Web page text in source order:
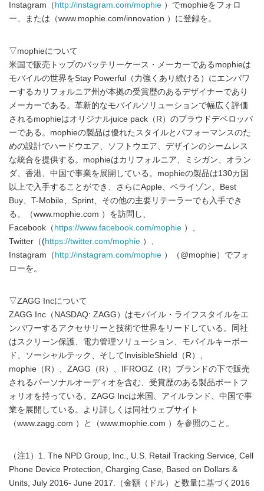
Instagram（ http://instagram.com/mophie ）でmophieをフォロ
ー、または（www.mophie.com/innovation ）に登録を。
▽mophieについて
米国で販売トップのバッテリーケース・メーカーであるmophieは
モバイルの世界をStay Powerful（力強くあり続ける）にエンパワ
ーするカリフォルニア州が本拠の受賞歴のあるデザイナーであり
メーカーである。革新的なモバイルソリューションで幅広く評価
されるmophieはオリジナルjuice pack（R）のプラウドデベロッパ
ーである。mophieの製品は優れたスタイルとパフォーマンスのた
めの設計でハードウエア、ソフトウエア、デザインのシームレス
な統合を提供する。mophieはカリフォルニア、ミシガン、オラン
ダ、香港、中国で事業を展開している。mophieの製品は130カ国
以上で入手することができ、さらにApple、ベライゾン、Best
Buy、T-Mobile、Sprint、その他の主要リテーラーでも入手でき
る。（www.mophie.com ）を訪問し、
Facebook（ https://www.facebook.com/mophie ）、
Twitter（(https://twitter.com/mophie ）、
Instagram（ http://instagram.com/mophie ）（@mophie）でフォ
ローを。
▽ZAGG Incについて
ZAGG Inc（NASDAQ: ZAGG）はモバイル・ライフスタイルをエ
ンパワーするアクセサリーと技術で世界をリードしている。同社
はスクリーン保護、電力管理ソリューション、モバイルキーボー
ド、ソーシャルテック、そしてInvisibleShield（R）、
mophie（R）、ZAGG（R）、IFROGZ（R）ブランドの下で販売
されるパーソナルオーディオを含む、受賞歴のある製品ポートフ
ォリオを持っている。ZAGG Incは米国、アイルランド、中国で事
業を展開している。より詳しくは同社ウェブサイト
（www.zagg.com ）と（www.mophie.com ）を参照のこと。
（注1）1. The NPD Group, Inc., U.S. Retail Tracking Service, Cell
Phone Device Protection, Charging Case, Based on Dollars &
Units, July 2016- June 2017.（金額（ドル）と数量に基づく2016